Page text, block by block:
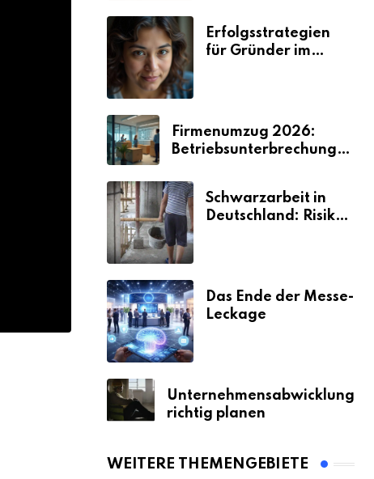
Erfolgsstrategien
für Gründer im
Firmenumzug 2026:
Betriebsunterbrechungen
Schwarzarbeit in
Deutschland: Risiken
Das Ende der Messe-
Leckage
Unternehmensabwicklung
richtig planen
WEITERE THEMENGEBIETE